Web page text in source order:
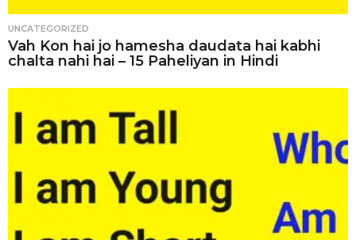
UNCATEGORIZED
Vah Kon hai jo hamesha daudata hai kabhi
chalta nahi hai – 15 Paheliyan in Hindi